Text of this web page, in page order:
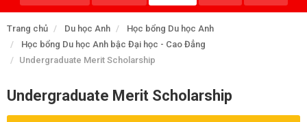
Trang chủ Du học Anh
Học bổng Du học Anh
Học bổng Du học Anh bậc Đại học - Cao Đẳng
Undergraduate Merit Scholarship
Undergraduate Merit Scholarship
VỀ NAM PHONG
LIÊN HỆ